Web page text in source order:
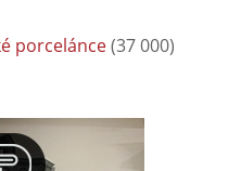
porcelánce(37 000)